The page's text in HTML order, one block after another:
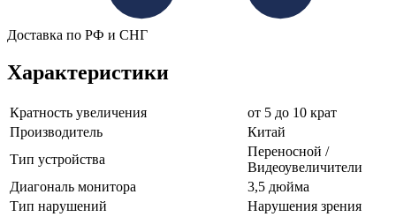
Доставка по РФ и СНГ
Характеристики
Кратность увеличения
от 5 до 10 крат
Производитель
Китай
Тип устройства
Переносной /
Видеоувеличители
Диагональ монитора
3,5 дюйма
Тип нарушений
Нарушения зрения